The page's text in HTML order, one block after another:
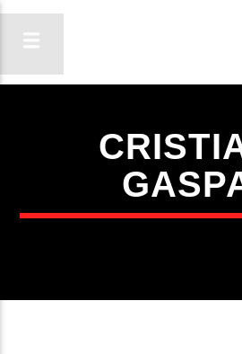
ON FM
LIGA-TE